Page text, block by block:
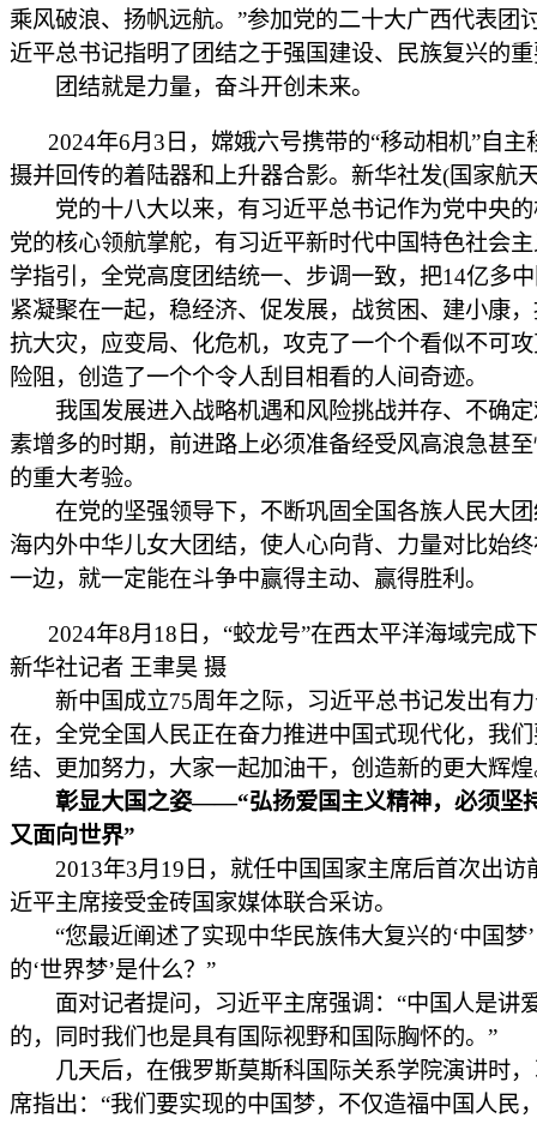
乘风破浪、扬帆远航。”参加党的二十大广西代表团
近平总书记指明了团结之于强国建设、民族复兴的
团结就是力量，奋斗开创未来。
2024年6月3日，嫦娥六号携带的“移动相机”自主
摄并回传的着陆器和上升器合影。新华社发(国家航
党的十八大以来，有习近平总书记作为党中央的
党的核心领航掌舵，有习近平新时代中国特色社会
学指引，全党高度团结统一、步调一致，把14亿多
紧凝聚在一起，稳经济、促发展，战贫困、建小康
抗大灾，应变局、化危机，攻克了一个个看似不可
险阻，创造了一个个令人刮目相看的人间奇迹。
我国发展进入战略机遇和风险挑战并存、不确定
素增多的时期，前进路上必须准备经受风高浪急甚
的重大考验。
在党的坚强领导下，不断巩固全国各族人民大团
海内外中华儿女大团结，使人心向背、力量对比始
一边，就一定能在斗争中赢得主动、赢得胜利。
2024年8月18日，“蛟龙号”在西太平洋海域完成
新华社记者 王聿昊 摄
新中国成立75周年之际，习近平总书记发出有力
在，全党全国人民正在奋力推进中国式现代化，我
结、更加努力，大家一起加油干，创造新的更大辉煌
彰显大国之姿——“弘扬爱国主义精神，必须坚
又面向世界”
2013年3月19日，就任中国国家主席后首次出访
近平主席接受金砖国家媒体联合采访。
“您最近阐述了实现中华民族伟大复兴的‘中国梦
的‘世界梦’是什么？”
面对记者提问，习近平主席强调：“中国人是讲
的，同时我们也是具有国际视野和国际胸怀的。”
几天后，在俄罗斯莫斯科国际关系学院演讲时，
席指出：“我们要实现的中国梦，不仅造福中国人民